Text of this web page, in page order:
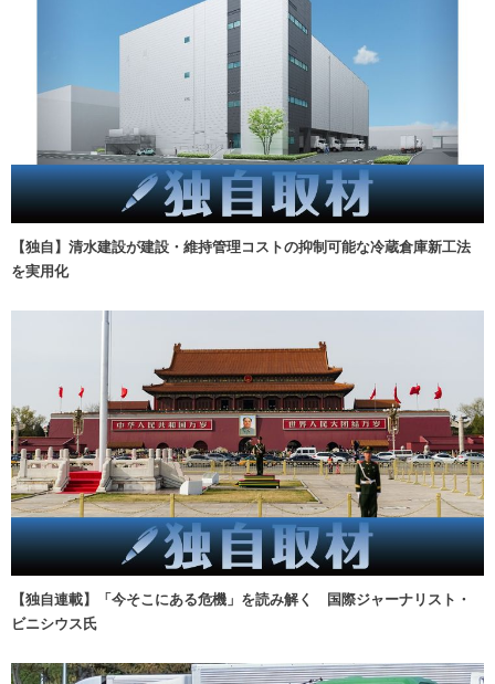
【独自】清水建設が建設・維持管理コストの抑制可能な冷蔵倉庫新工法
を実用化
【独自連載】「今そこにある危機」を読み解く 国際ジャーナリスト・
ビニシウス氏